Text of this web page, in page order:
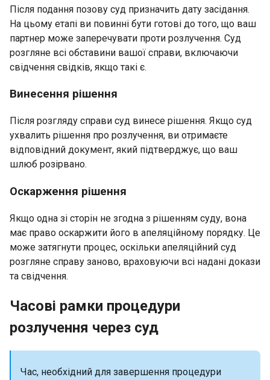
Після подання позову суд призначить дату засідання.
На цьому етапі ви повинні бути готові до того, що ваш
партнер може заперечувати проти розлучення. Суд
розгляне всі обставини вашої справи, включаючи
свідчення свідків, якщо такі є.
Винесення рішення
Після розгляду справи суд винесе рішення. Якщо суд
ухвалить рішення про розлучення, ви отримаєте
відповідний документ, який підтверджує, що ваш
шлюб розірвано.
Оскарження рішення
Якщо одна зі сторін не згодна з рішенням суду, вона
має право оскаржити його в апеляційному порядку. Це
може затягнути процес, оскільки апеляційний суд
розгляне справу заново, враховуючи всі надані докази
та свідчення.
Часові рамки процедури
розлучення через суд
Час, необхідний для завершення процедури